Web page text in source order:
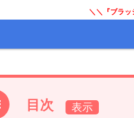
＼＼『ブラ
目次